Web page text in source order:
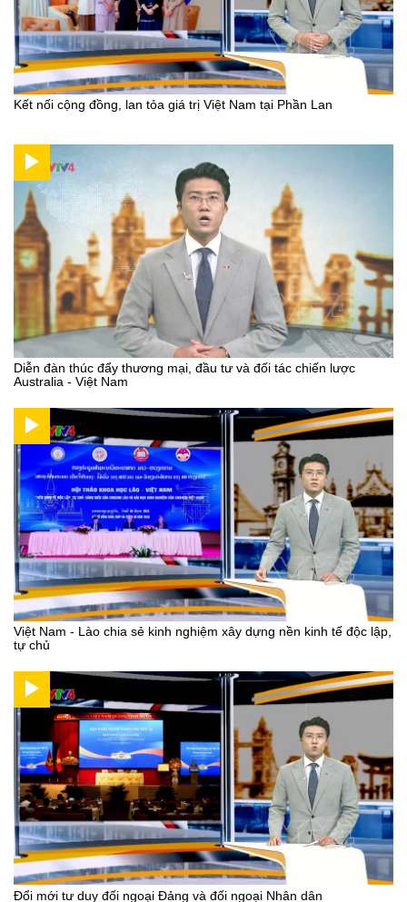
Kết nối cộng đồng, lan tỏa giá trị Việt Nam tại Phần Lan
Diễn đàn thúc đẩy thương mại, đầu tư và đối tác chiến lược
Australia - Việt Nam
Việt Nam - Lào chia sẻ kinh nghiệm xây dựng nền kinh tế độc lập,
tự chủ
Đổi mới tư duy đối ngoại Đảng và đối ngoại Nhân dân